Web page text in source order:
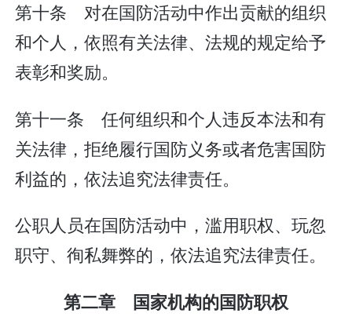
第十条 对在国防活动中作出贡献的组织
和个人，依照有关法律、法规的规定给予
表彰和奖励。
第十一条 任何组织和个人违反本法和有
关法律，拒绝履行国防义务或者危害国防
利益的，依法追究法律责任。
公职人员在国防活动中，滥用职权、玩忽
职守、徇私舞弊的，依法追究法律责任。
第二章 国家机构的国防职权